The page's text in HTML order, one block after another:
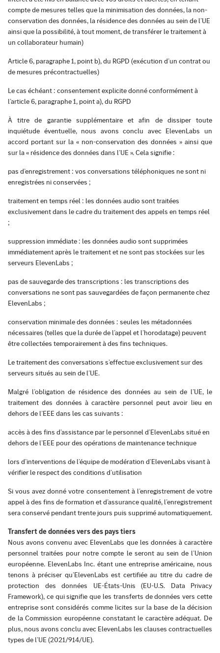
compte de mesures telles que la minimisation des données, la non-
conservation des données, la résidence des données au sein de l’UE
ainsi que la possibilité, à tout moment, de transférer le traitement à
un collaborateur humain)
Article 6, paragraphe 1, point b), du RGPD (exécution d’un contrat ou
de mesures précontractuelles)
Le cas échéant : consentement explicite donné conformément à
l’article 6, paragraphe 1, point a), du RGPD
À titre de garantie supplémentaire et afin de dissiper toute
inquiétude éventuelle, nous avons conclu avec ElevenLabs un
accord portant sur la « non-conservation des données » ainsi que
sur la « résidence des données dans l’UE ». Cela signifie :
pas d’enregistrement : vos conversations téléphoniques ne sont ni
enregistrées ni conservées ;
traitement en temps réel : les données audio sont traitées
exclusivement dans le cadre du traitement des appels en temps réel
;
suppression immédiate : les données audio sont supprimées
immédiatement après le traitement et ne sont pas stockées sur les
serveurs ElevenLabs ;
pas de sauvegarde des transcriptions : les transcriptions des
conversations ne sont pas sauvegardées de façon permanente chez
ElevenLabs ;
conservation minimale des données : seules les métadonnées
nécessaires (telles que la durée de l’appel et l’horodatage) peuvent
être collectées temporairement à des fins techniques.
Le traitement des conversations s’effectue exclusivement sur des
serveurs situés au sein de l’UE.
Malgré l’obligation de résidence des données au sein de l’UE, le
traitement des données à caractère personnel peut avoir lieu en
dehors de l’EEE dans les cas suivants :
accès à des fins d’assistance par le personnel d’ElevenLabs situé en
dehors de l’EEE pour des opérations de maintenance technique
lors d’interventions de l’équipe de modération d’ElevenLabs visant à
vérifier le respect des conditions d’utilisation
Si vous avez donné votre consentement à l’enregistrement de votre
appel à des fins de formation et d’assurance qualité, l’enregistrement
sera conservé pendant trente jours puis supprimé automatiquement.
Transfert de données vers des pays tiers
Nous avons convenu avec ElevenLabs que les données à caractère
personnel traitées pour notre compte le seront au sein de l’Union
européenne. ElevenLabs Inc. étant une entreprise américaine, nous
tenons à préciser qu’ElevenLabs est certifiée au titre du cadre de
protection des données UE-États-Unis (EU-U.S. Data Privacy
Framework), ce qui signifie que les transferts de données vers cette
entreprise sont considérés comme licites sur la base de la décision
de la Commission européenne constatant le caractère adéquat. De
plus, nous avons conclu avec ElevenLabs les clauses contractuelles
types de l’UE (2021/914/UE).